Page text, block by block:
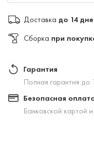
Доставка до 14
Сборка при
Гарантия
Полная гарантия до
Безопасная
Банковской картой